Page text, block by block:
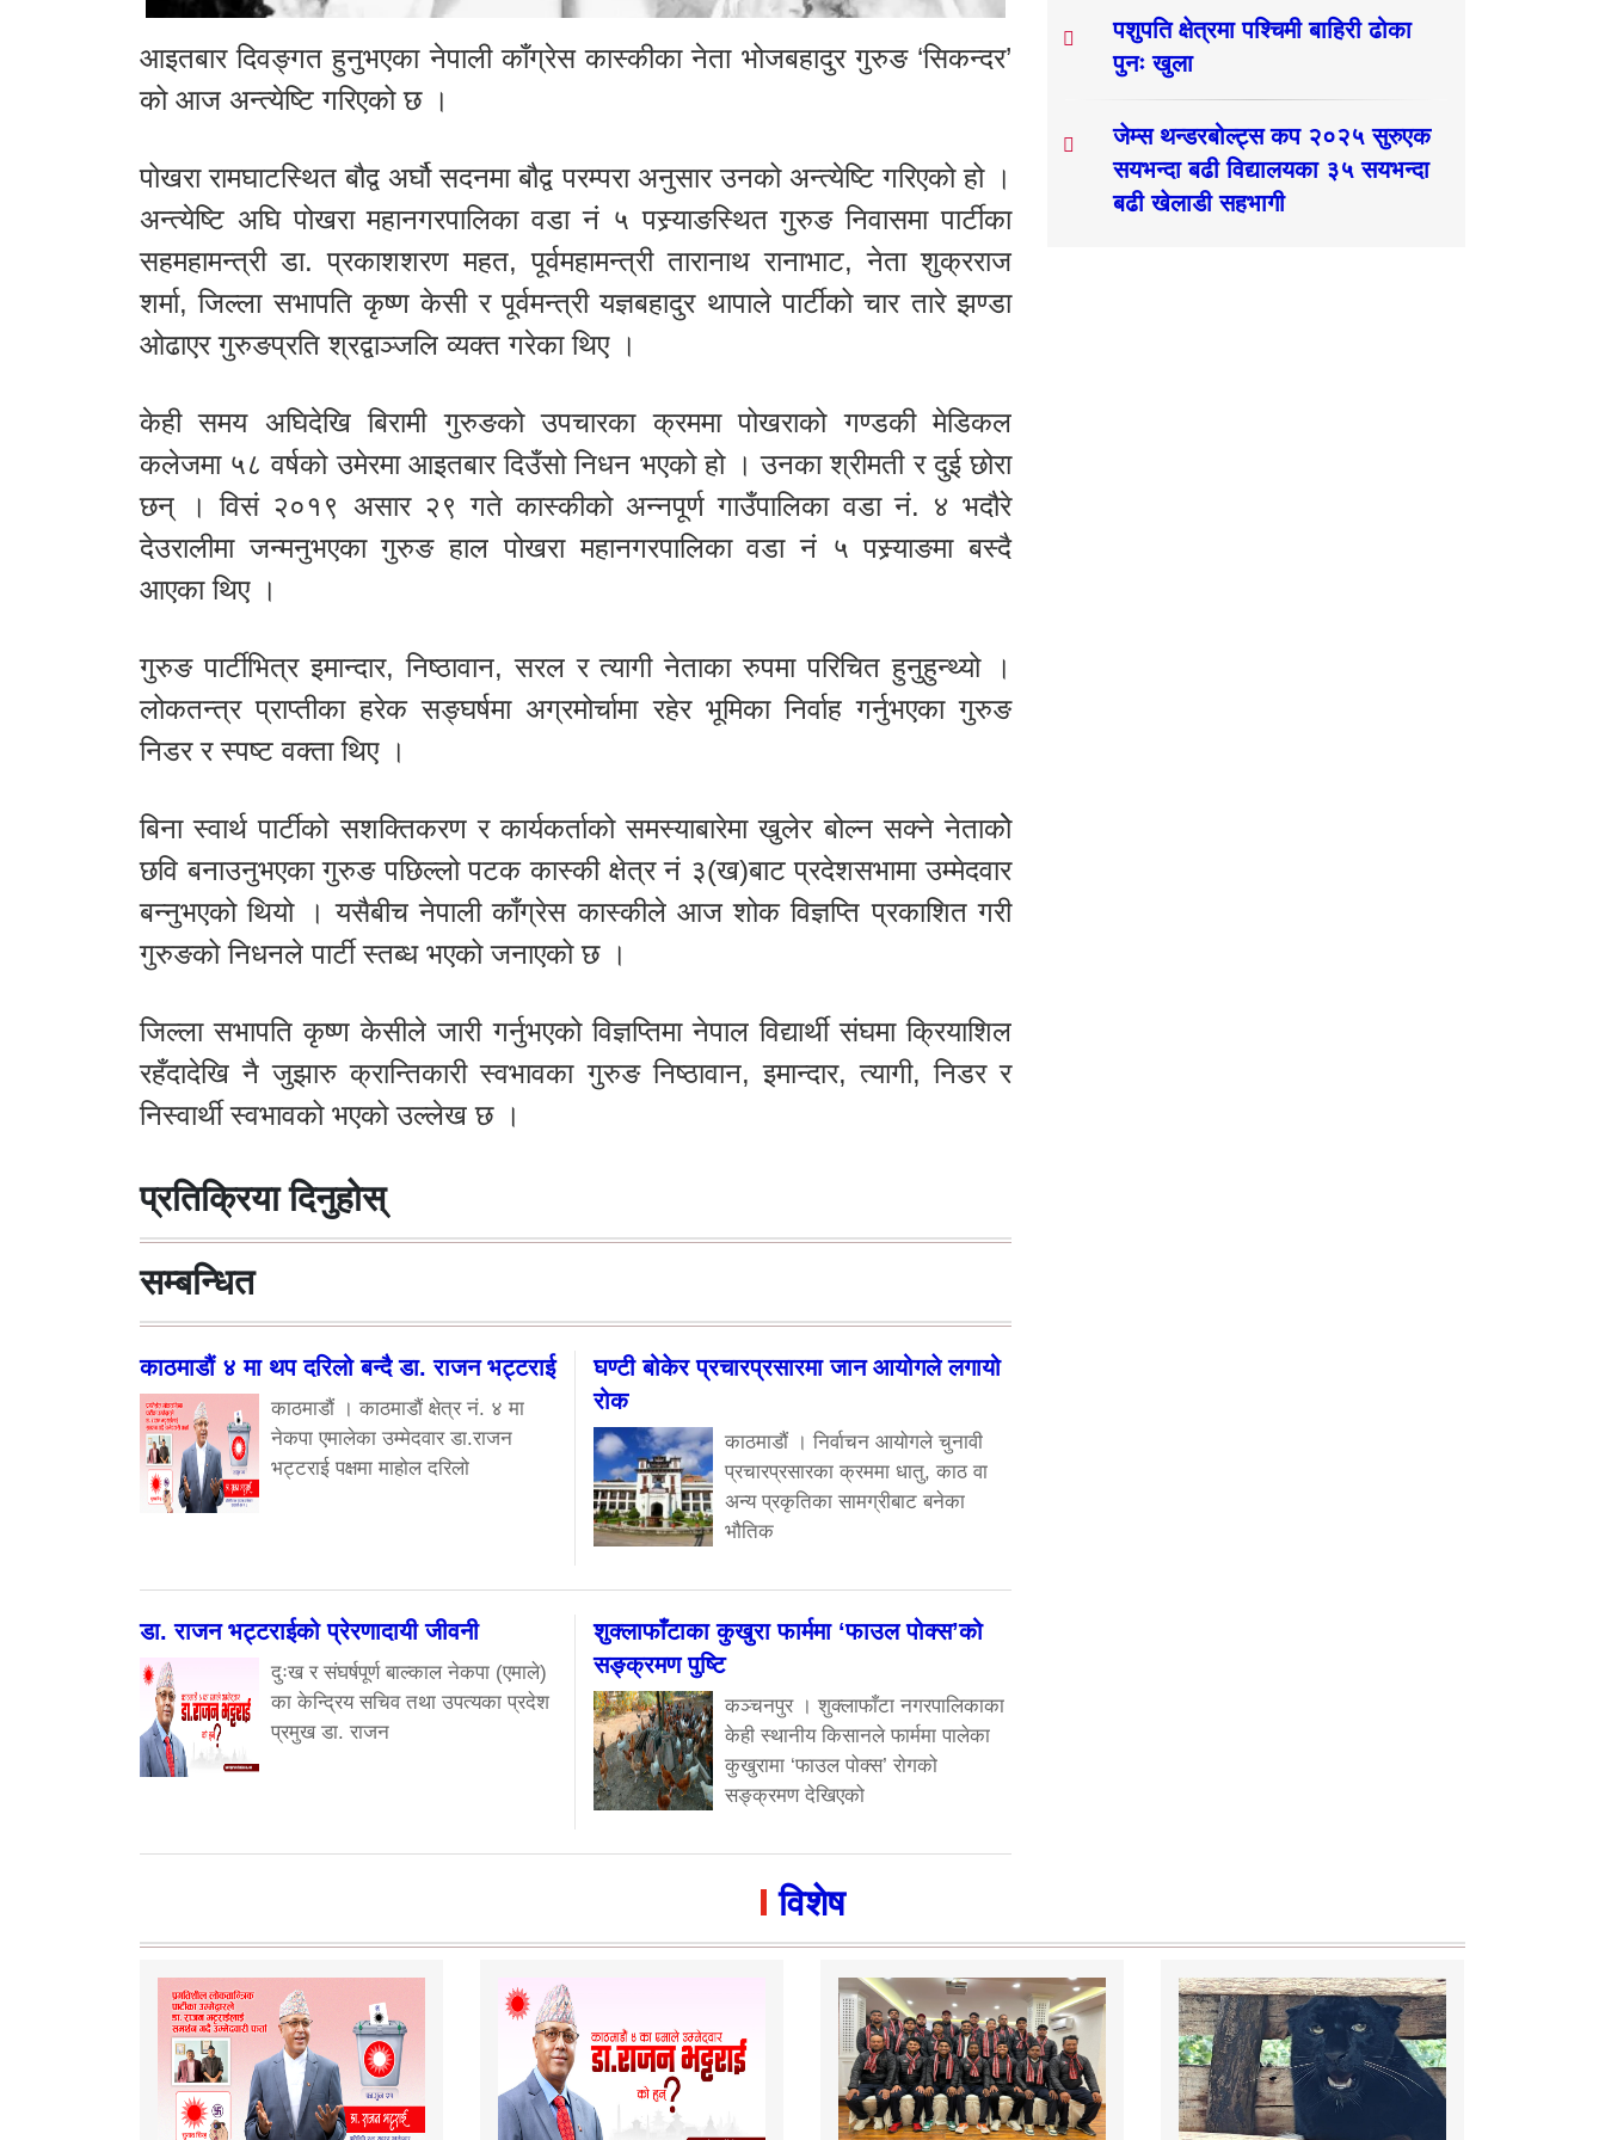
आइतबार दिवङ्गत हुनुभएका नेपाली काँग्रेस कास्कीका नेता भोजबहादुर गुरुङ ‘सिकन्दर’
को आज अन्त्येष्टि गरिएको छ ।
पोखरा रामघाटस्थित बौद्व अर्घौ सदनमा बौद्व परम्परा अनुसार उनको अन्त्येष्टि गरिएको हो ।
अन्त्येष्टि अघि पोखरा महानगरपालिका वडा नं ५ पस्र्याङस्थित गुरुङ निवासमा पार्टीका
सहमहामन्त्री डा. प्रकाशशरण महत, पूर्वमहामन्त्री तारानाथ रानाभाट, नेता शुक्रराज
शर्मा, जिल्ला सभापति कृष्ण केसी र पूर्वमन्त्री यज्ञबहादुर थापाले पार्टीको चार तारे झण्डा
ओढाएर गुरुङप्रति श्रद्वाञ्जलि व्यक्त गरेका थिए ।
केही समय अघिदेखि बिरामी गुरुङको उपचारका क्रममा पोखराको गण्डकी मेडिकल
कलेजमा ५८ वर्षको उमेरमा आइतबार दिउँसो निधन भएको हो । उनका श्रीमती र दुई छोरा
छन् । विसं २०१९ असार २९ गते कास्कीको अन्नपूर्ण गाउँपालिका वडा नं. ४ भदौरे
देउरालीमा जन्मनुभएका गुरुङ हाल पोखरा महानगरपालिका वडा नं ५ पस्र्याङमा बस्दै
आएका थिए ।
गुरुङ पार्टीभित्र इमान्दार, निष्ठावान, सरल र त्यागी नेताका रुपमा परिचित हुनुहुन्थ्यो ।
लोकतन्त्र प्राप्तीका हरेक सङ्घर्षमा अग्रमोर्चामा रहेर भूमिका निर्वाह गर्नुभएका गुरुङ
निडर र स्पष्ट वक्ता थिए ।
बिना स्वार्थ पार्टीको सशक्तिकरण र कार्यकर्ताको समस्याबारेमा खुलेर बोल्न सक्ने नेताकोे
छवि बनाउनुभएका गुरुङ पछिल्लो पटक कास्की क्षेत्र नं ३(ख)बाट प्रदेशसभामा उम्मेदवार
बन्नुभएको थियो । यसैबीच नेपाली काँग्रेस कास्कीले आज शोक विज्ञप्ति प्रकाशित गरी
गुरुङको निधनले पार्टी स्तब्ध भएको जनाएको छ ।
जिल्ला सभापति कृष्ण केसीले जारी गर्नुभएको विज्ञप्तिमा नेपाल विद्यार्थी संघमा क्रियाशिल
रहँदादेखि नै जुझारु क्रान्तिकारी स्वभावका गुरुङ निष्ठावान, इमान्दार, त्यागी, निडर र
निस्वार्थी स्वभावको भएको उल्लेख छ ।
प्रतिक्रिया दिनुहोस्
सम्बन्धित
काठमाडौं ४ मा थप दरिलो बन्दै डा. राजन भट्टराई
काठमाडौं । काठमाडौं क्षेत्र नं. ४ मा
नेकपा एमालेका उम्मेदवार डा.राजन
भट्टराई पक्षमा माहोल दरिलो
घण्टी बोकेर प्रचारप्रसारमा जान आयोगले लगायो
रोक
काठमाडौं । निर्वाचन आयोगले चुनावी
प्रचारप्रसारका क्रममा धातु, काठ वा
अन्य प्रकृतिका सामग्रीबाट बनेका
भौतिक
डा. राजन भट्टराईको प्रेरणादायी जीवनी
दुःख र संघर्षपूर्ण बाल्काल नेकपा (एमाले)
का केन्द्रिय सचिव तथा उपत्यका प्रदेश
प्रमुख डा. राजन
शुक्लाफाँटाका कुखुरा फार्ममा ‘फाउल पोक्स’को
सङ्क्रमण पुष्टि
कञ्चनपुर । शुक्लाफाँटा नगरपालिकाका
केही स्थानीय किसानले फार्ममा पालेका
कुखुरामा ‘फाउल पोक्स’ रोगको
सङ्क्रमण देखिएको
पशुपति क्षेत्रमा पश्चिमी बाहिरी ढोका
पुनः खुला
जेम्स थन्डरबोल्ट्स कप २०२५ सुरुएक
सयभन्दा बढी विद्यालयका ३५ सयभन्दा
बढी खेलाडी सहभागी
विशेष